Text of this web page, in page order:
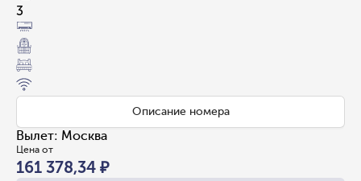
3
Описание номера
Вылет: Москва
Цена от
161 378,34 ₽